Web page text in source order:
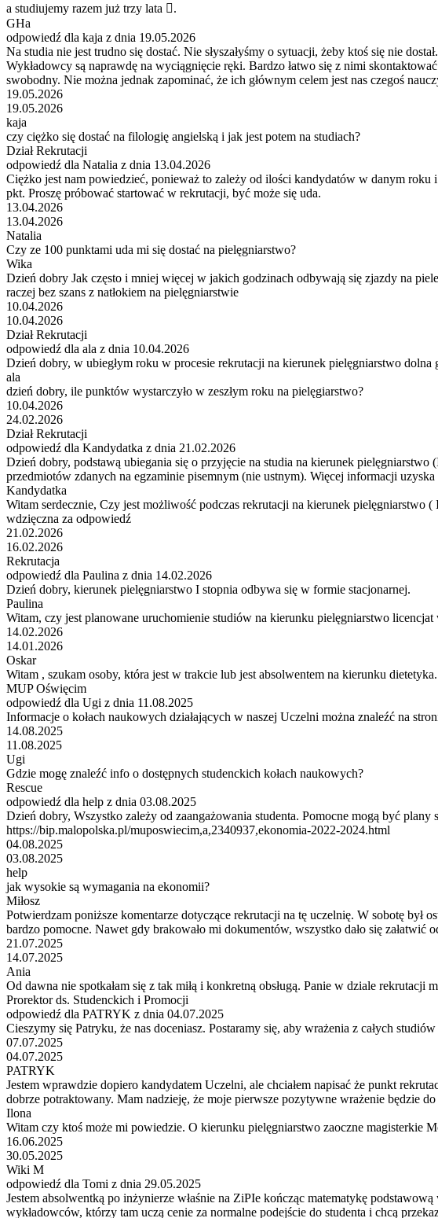
a studiujemy razem już trzy lata 🫩.
GHa
odpowiedź dla kaja z dnia 19.05.2026
Na studia nie jest trudno się dostać. Nie słyszałyśmy o sytuacji, żeby ktoś się nie
Wykładowcy są naprawdę na wyciągnięcie ręki. Bardzo łatwo się z nimi
swobodny. Nie można jednak zapominać, że ich głównym celem jest nas czegoś
19.05.2026
19.05.2026
kaja
czy ciężko się dostać na filologię angielską i jak jest potem na studiach?
Dział Rekrutacji
odpowiedź dla Natalia z dnia 13.04.2026
Ciężko jest nam powiedzieć, ponieważ to zależy od ilości kandydatów w danym
pkt. Proszę próbować startować w rekrutacji, być może się uda.
13.04.2026
13.04.2026
Natalia
Czy ze 100 punktami uda mi się dostać na pielęgniarstwo?
Wika
Dzień dobry Jak często i mniej więcej w jakich godzinach odbywają się zjazdy na
raczej bez szans z natłokiem na pielęgniarstwie
10.04.2026
10.04.2026
Dział Rekrutacji
odpowiedź dla ala z dnia 10.04.2026
Dzień dobry, w ubiegłym roku w procesie rekrutacji na kierunek pielęgniarstwo
ala
dzień dobry, ile punktów wystarczyło w zeszłym roku na pielęgiarstwo?
10.04.2026
24.02.2026
Dział Rekrutacji
odpowiedź dla Kandydatka z dnia 21.02.2026
Dzień dobry, podstawą ubiegania się o przyjęcie na studia na kierunek
przedmiotów zdanych na egzaminie pisemnym (nie ustnym). Więcej informacji
Kandydatka
Witam serdecznie, Czy jest możliwość podczas rekrutacji na kierunek
wdzięczna za odpowiedź
21.02.2026
16.02.2026
Rekrutacja
odpowiedź dla Paulina z dnia 14.02.2026
Dzień dobry, kierunek pielęgniarstwo I stopnia odbywa się w formie stacjonarnej.
Paulina
Witam, czy jest planowane uruchomienie studiów na kierunku pielęgniarstwo
14.02.2026
14.01.2026
Oskar
Witam , szukam osoby, która jest w trakcie lub jest absolwentem na kierunku
MUP Oświęcim
odpowiedź dla Ugi z dnia 11.08.2025
Informacje o kołach naukowych działających w naszej Uczelni można znaleźć na
14.08.2025
11.08.2025
Ugi
Gdzie mogę znaleźć info o dostępnych studenckich kołach naukowych?
Rescue
odpowiedź dla help z dnia 03.08.2025
Dzień dobry, Wszystko zależy od zaangażowania studenta. Pomocne mogą być
https://bip.malopolska.pl/muposwiecim,a,2340937,ekonomia-2022-2024.html
04.08.2025
03.08.2025
help
jak wysokie są wymagania na ekonomii?
Miłosz
Potwierdzam poniższe komentarze dotyczące rekrutacji na tę uczelnię. W sobotę był
bardzo pomocne. Nawet gdy brakowało mi dokumentów, wszystko dało się
21.07.2025
14.07.2025
Ania
Od dawna nie spotkałam się z tak miłą i konkretną obsługą. Panie w dziale
Prorektor ds. Studenckich i Promocji
odpowiedź dla PATRYK z dnia 04.07.2025
Cieszymy się Patryku, że nas doceniasz. Postaramy się, aby wrażenia z całych
07.07.2025
04.07.2025
PATRYK
Jestem wprawdzie dopiero kandydatem Uczelni, ale chciałem napisać że punkt
dobrze potraktowany. Mam nadzieję, że moje pierwsze pozytywne wrażenie będzie
Ilona
Witam czy ktoś może mi powiedzie. O kierunku pielęgniarstwo zaoczne magisterkie
16.06.2025
30.05.2025
Wiki M
odpowiedź dla Tomi z dnia 29.05.2025
Jestem absolwentką po inżynierze właśnie na ZiPIe kończąc matematykę
wykładowców, którzy tam uczą cenie za normalne podejście do studenta i chcą